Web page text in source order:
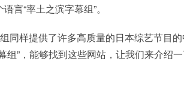
言“率土之滨字幕组”。
同样提供了许多高质量的日本综艺节目
组”，能够找到这些网站，让我们来介绍